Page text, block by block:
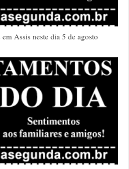
Assis neste dia 5 de agosto